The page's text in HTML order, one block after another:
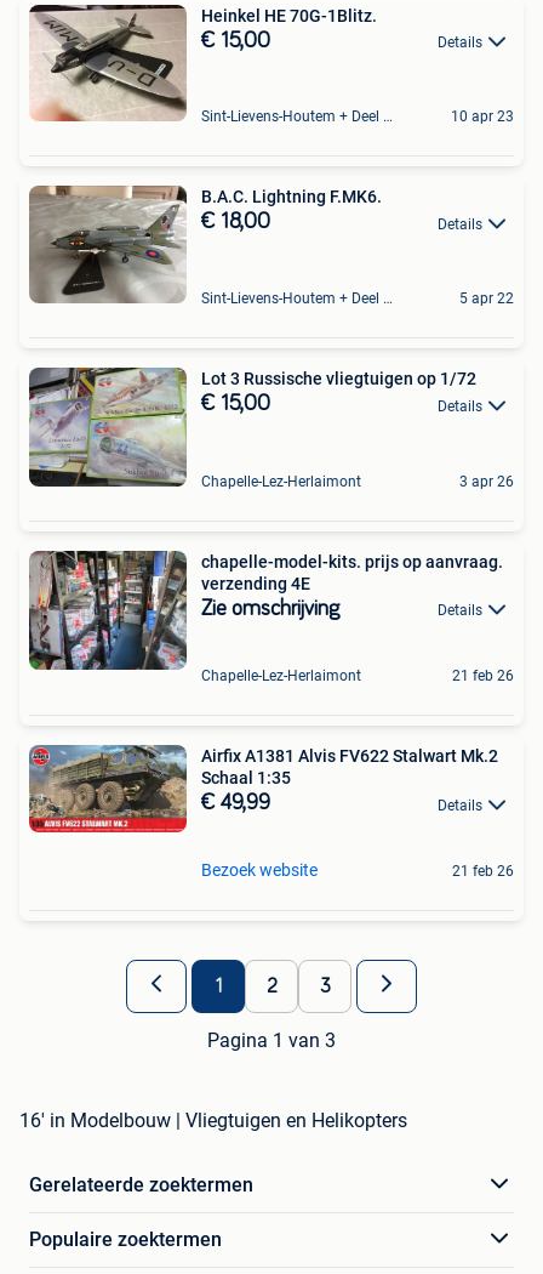
Heinkel HE 70G-1Blitz.
€ 15,00 Details
Sint-Lievens-Houtem + Deel Oombergen 10 apr 23
B.A.C. Lightning F.MK6.
€ 18,00 Details
Sint-Lievens-Houtem + Deel Oombergen 5 apr 22
Lot 3 Russische vliegtuigen op 1/72
€ 15,00 Details
Chapelle-Lez-Herlaimont 3 apr 26
chapelle-model-kits. prijs op aanvraag.
verzending 4E
Zie omschrijving Details
Chapelle-Lez-Herlaimont 21 feb 26
Airfix A1381 Alvis FV622 Stalwart Mk.2
Schaal 1:35
€ 49,99 Details
Bezoek website 21 feb 26
1 2 3
Pagina 1 van 3
16' in Modelbouw | Vliegtuigen en Helikopters
Gerelateerde zoektermen
Populaire zoektermen